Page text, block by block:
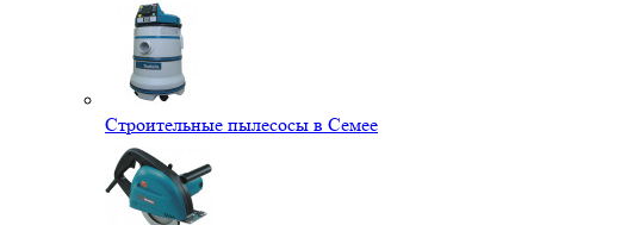
Строительные пылесосы в Семее